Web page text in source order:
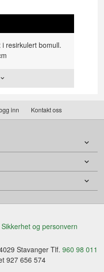
resirkulert bomull.
inn Kontakt oss
Sikkerhet og personvern
Stavanger Tlf. 960 98 011
927 656 574